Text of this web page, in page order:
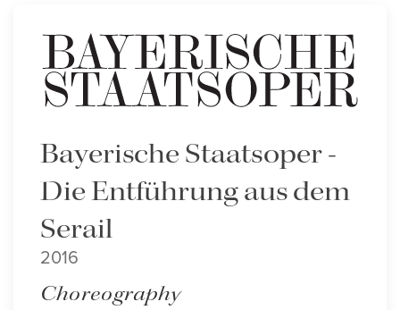
Bayerische Staatsoper -
Die Entführung aus dem
Serail
2016
Choreography